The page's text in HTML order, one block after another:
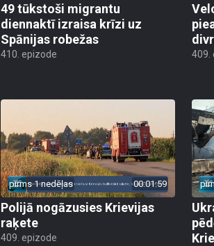
49 tūkstoši migrantu
diennaktī izraisa krīzi uz
Spānijas robežas
410. epizode 409.
pirms 1 nedēļas 00:01:59
Polijā nogāzusies Krievijas
raķete
409. epizode